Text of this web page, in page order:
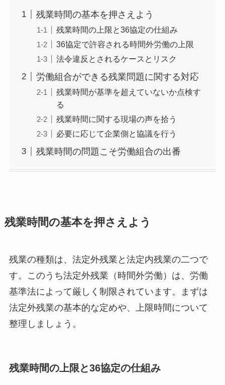
残業時間の基本を押さえよう
残業時間の上限と36協定の仕組み
36協定で許容される時間外労働の上限
法令違反とされるケースとリスク
労働組合ができる残業問題に関する対応
残業時間が基準を超えていないか点検す
る
残業時間に関する現場の声を拾う
必要に応じて企業側と協議を行う
残業時間の問題こそ労働組合の出番
残業時間の基本を押さえよう
残業の種類は、法定外残業と法定内残業の二つで
す。このうち法定外残業（時間外労働）は、労働
基準法によって厳しく制限されています。まずは
法定外残業の基本的な定めや、上限時間について
整理しましょう。
残業時間の上限と36協定の仕組み